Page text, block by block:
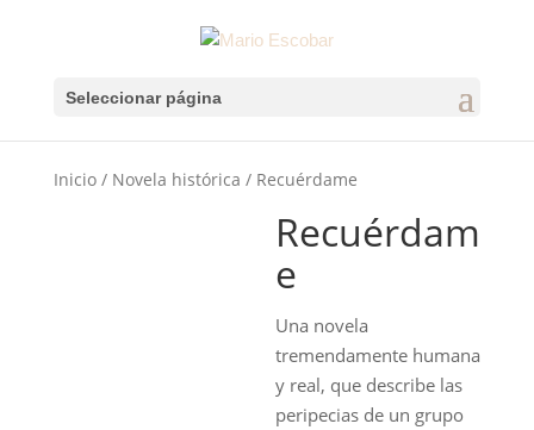
Seleccionar página
Inicio/ Novela histórica / Recuérdame
Recuérdam
e
Una novela
tremendamente humana
y real, que describe las
peripecias de un grupo